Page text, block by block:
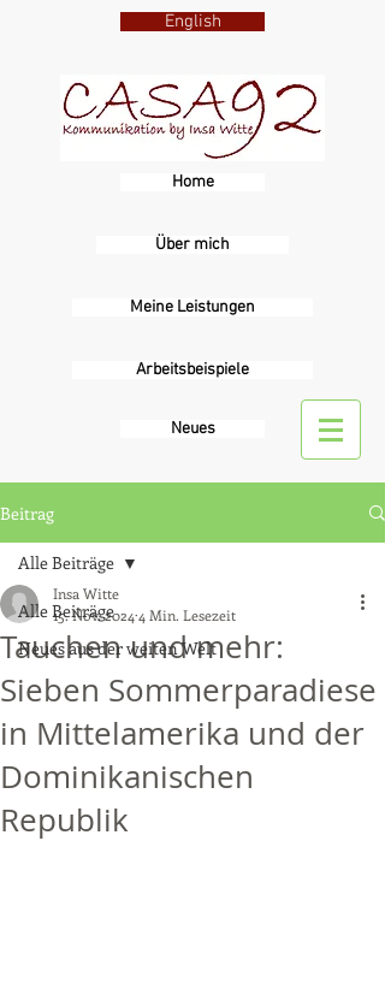
English
Home
Über mich
Meine Leistungen
Arbeitsbeispiele
Sprache
Neues
Beitrag
Alle Beiträge
Neues aus der weiten Welt
Alle Beiträge
Tauchen und mehr:
Sieben Sommerparadiese
in Mittelamerika und der
Dominikanischen
Republik
Insa Witte
15. Nov. 2024 4 Min. Lesezeit